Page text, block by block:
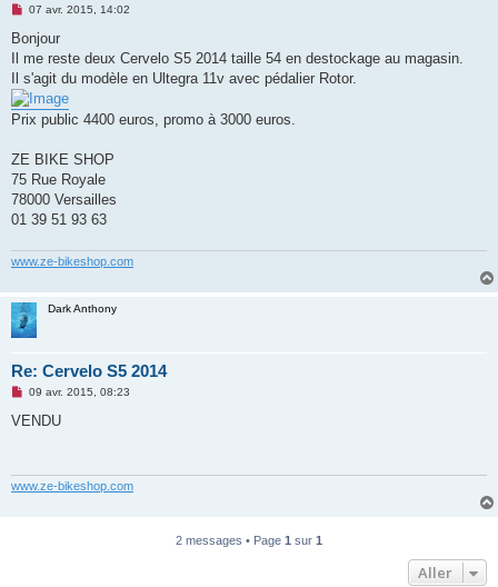
M
s
a
g
e
n
o
n
u
07 avr. 2015, 14:02
Bonjour
Il me reste deux Cervelo S5 2014 taille 54 en destockage au magasin.
Il s'agit du modèle en Ultegra 11v avec pédalier Rotor.
Prix public 4400 euros, promo à 3000 euros.
ZE BIKE SHOP
75 Rue Royale
78000 Versailles
01 39 51 93 63
www.ze-bikeshop.com
Dark Anthony
Re: Cervelo S5 2014
M
s
n
09 avr. 2015, 08:23
VENDU
www.ze-bikeshop.com
2 messages • Page 1 sur 1
Aller